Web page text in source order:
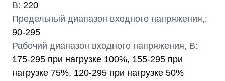
В: 220
Предельный диапазон входного напряжения,:
90-295
Рабочий диапазон входного напряжения, В:
175-295 при нагрузке 100%, 155-295 при
нагрузке 75%, 120-295 при нагрузке 50%